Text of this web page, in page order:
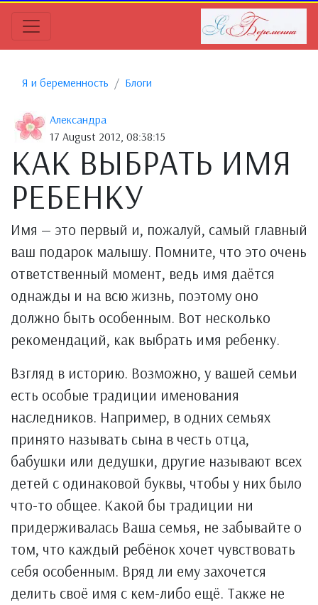
Я и беременность Блоги
Александра
17 August 2012, 08:38:15
КАК ВЫБРАТЬ ИМЯ
РЕБЕНКУ
Имя — это первый и, пожалуй, самый главный
ваш подарок малышу. Помните, что это очень
ответственный момент, ведь имя даётся
однажды и на всю жизнь, поэтому оно
должно быть особенным. Вот несколько
рекомендаций, как выбрать имя ребенку.
Взгляд в историю. Возможно, у вашей семьи
есть особые традиции именования
наследников. Например, в одних семьях
принято называть сына в честь отца,
бабушки или дедушки, другие называют всех
детей с одинаковой буквы, чтобы у них было
что-то общее. Какой бы традиции ни
придерживалась Ваша семья, не забывайте о
том, что каждый ребёнок хочет чувствовать
себя особенным. Вряд ли ему захочется
делить своё имя с кем-либо ещё. Также не